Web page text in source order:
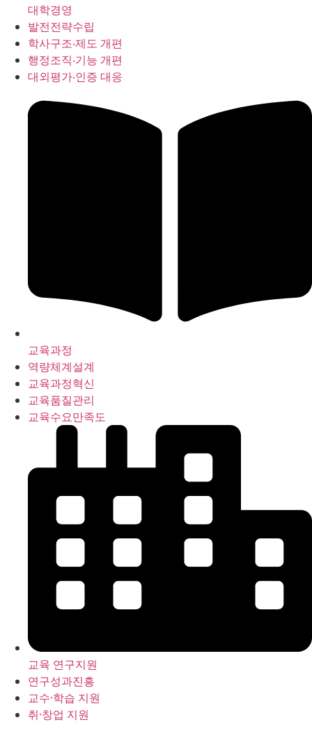
대학경영
발전전략수립
학사구조‧제도 개편
행정조직‧기능 개편
대외평가‧인증 대응
교육과정
역량체계설계
교육과정혁신
교육품질관리
교육수요만족도
교육 연구지원
연구성과진흥
교수·학습 지원
취·창업 지원